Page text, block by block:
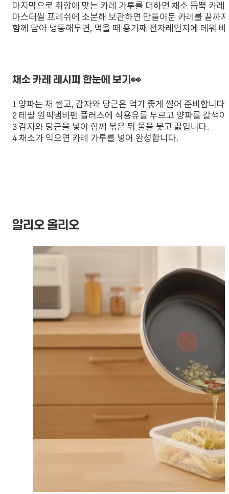
마지막으로 취향에 맞는 카레 가루를 더하면 채소 듬뿍 카
마스터씰 프레쉬에 소분해 보관하면 만들어둔 카레를 끝까
함께 담아 냉동해두면, 먹을 때 용기째 전자레인지에 데워
채소 카레 레시피 한눈에 보기👀
1 양파는 채 썰고, 감자와 당근은 먹기 좋게 썰어 준비합니다.
2 테팔 원픽냄비팬 플러스에 식용유를 두르고 양파를 갈색
3 감자와 당근을 넣어 함께 볶은 뒤 물을 붓고 끓입니다.
4 채소가 익으면 카레 가루를 넣어 완성합니다.
알리오 올리오